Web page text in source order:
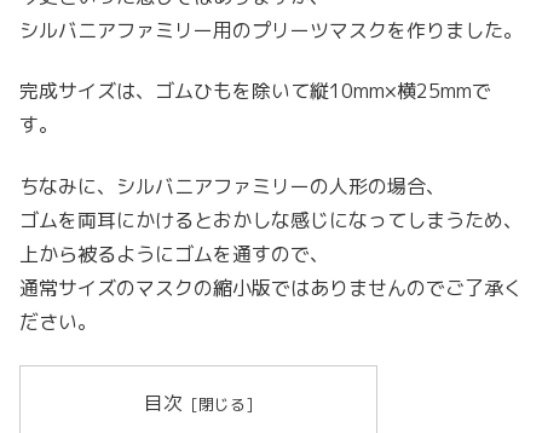
シルバニアファミリー用のプリーツマスクを作りました。
完成サイズは、ゴムひもを除いて縦10mm×横25mmで
す。
ちなみに、シルバニアファミリーの人形の場合、
ゴムを両耳にかけるとおかしな感じになってしまうため、
上から被るようにゴムを通すので、
通常サイズのマスクの縮小版ではありませんのでご了承く
ださい。
目次